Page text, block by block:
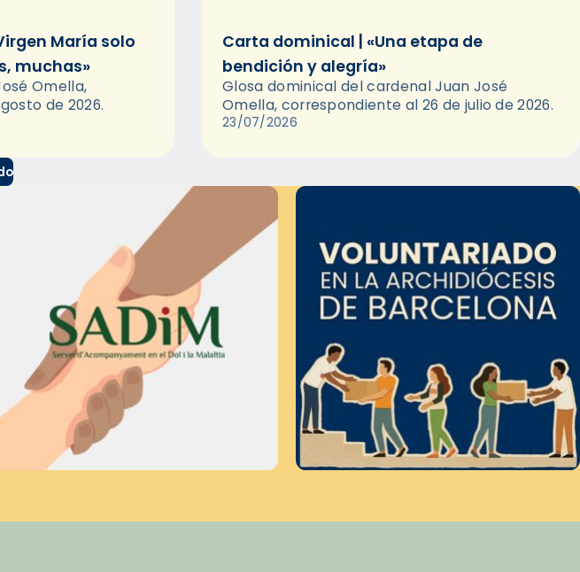
María solo
muchas»
Omella,
de 2026.
Carta dominical | «Una etapa de
bendición y alegría»
Glosa dominical del cardenal Juan José
Omella, correspondiente al 26 de julio de 2026.
23/07/2026